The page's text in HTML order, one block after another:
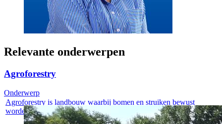
Relevante onderwerpen
Agroforestry
Agroforestry is landbouw waarbij bomen en struiken bewust
worden gecombineerd...
Onderwerp